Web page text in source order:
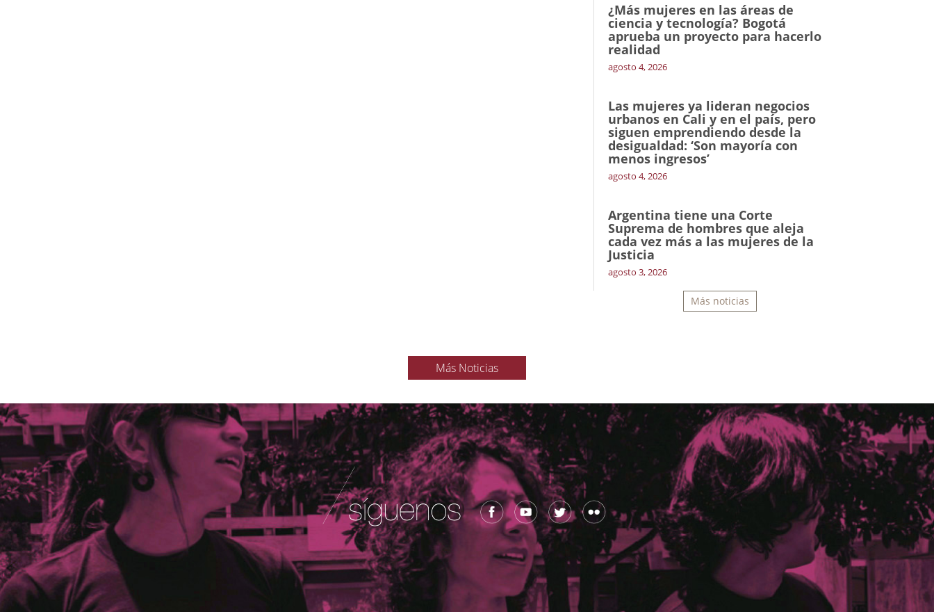
¿Más mujeres en las áreas de
ciencia y tecnología? Bogotá
aprueba un proyecto para hacerlo
realidad
agosto 4, 2026
Las mujeres ya lideran negocios
urbanos en Cali y en el país, pero
siguen emprendiendo desde la
desigualdad: ‘Son mayoría con
menos ingresos’
agosto 4, 2026
Argentina tiene una Corte
Suprema de hombres que aleja
cada vez más a las mujeres de la
Justicia
agosto 3, 2026
Más noticias
Más Noticias